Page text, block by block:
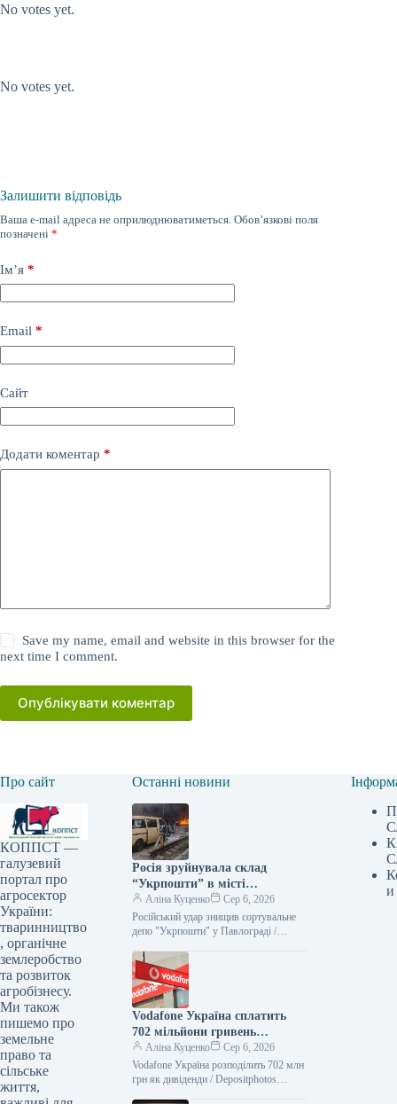
No votes yet.
No votes yet.
Залишити відповідь
Ваша e-mail адреса не оприлюднюватиметься. Обов’язкові поля
позначені *
Ім’я *
Email *
Сайт
Додати коментар *
Save my name, email and website in this browser for the
next time I comment.
Опублікувати коментар
Про сайт
КОППСТ —
галузевий
портал про
агросектор
України:
тваринництво
, органічне
землеробство
та розвиток
агробізнесу.
Ми також
пишемо про
земельне
право та
сільське
життя,
Останні новини
Росія зруйнувала склад
“Укрпошти” в місті
Павлоград: є жертви та
постраждалий
Аліна Куценко
Сер 6, 2026
Російський удар знищив сортувальне
депо "Укрпошти" у Павлограді /
атаку на Павлоград, що на
Дніпропетровщині, зруйнувавши
Vodafone Україна сплатить
702 мільйони гривень
дивідендів — Delo.ua
Аліна Куценко
Сер 6, 2026
Vodafone Україна розподілить 702 млн
грн як дивіденди / Depositphotos
и